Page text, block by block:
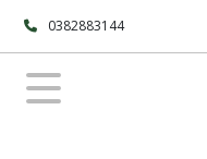
0382883144